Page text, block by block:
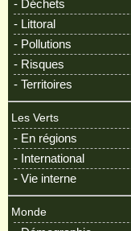
- Déchets
- Littoral
- Pollutions
- Risques
- Territoires
Les Verts
- En régions
- International
- Vie interne
Monde